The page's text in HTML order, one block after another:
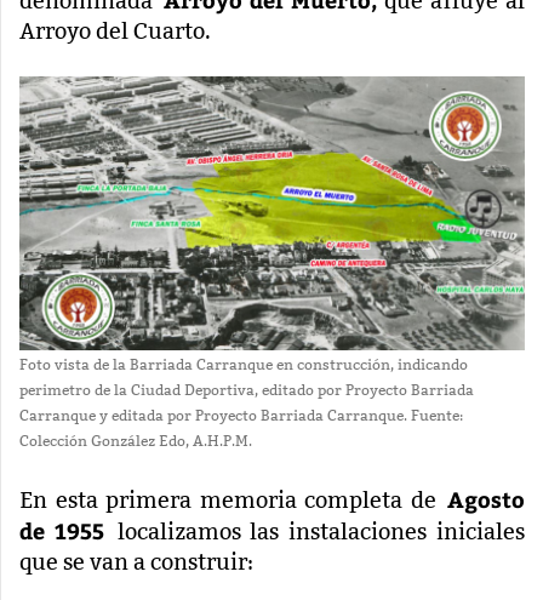
Arroyo del Cuarto.
Foto vista de la Barriada Carranque en construcción, indicando
perimetro de la Ciudad Deportiva, editado por Proyecto Barriada
Carranque y editada por Proyecto Barriada Carranque. Fuente:
Colección González Edo, A.H.P.M.
En esta primera memoria completa de Agosto
de 1955localizamos las instalaciones iniciales
que se van a construir: